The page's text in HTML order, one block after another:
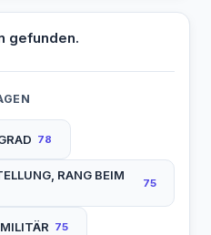
gefunden.
78
RANG BEIM
75
75